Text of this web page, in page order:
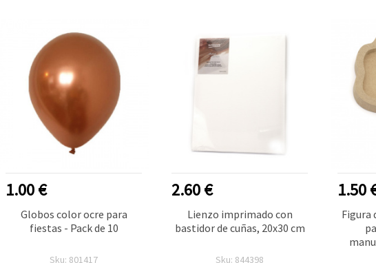
1.00 €
Globos color ocre para
fiestas - Pack de 10
Sku: 801417
2.60 €
Lienzo imprimado con
bastidor de cuñas, 20x30 cm
Sku: 844398
1.50
Figura